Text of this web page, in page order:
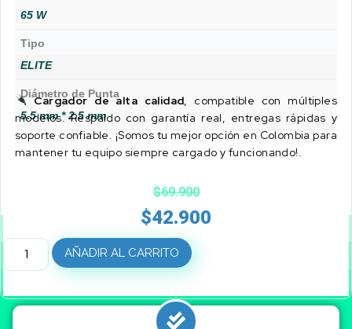
65 W
Tipo
ELITE
Diámetro de Punta
5.5 mm * 2.5 mm
Cargador de alta calidad, compatible con múltiples
modelos. Respaldo con garantía real, entregas rápidas y
soporte confiable. ¡Somos tu mejor opción en Colombia para
mantener tu equipo siempre cargado y funcionando!.
$69.900
$42.900
AÑADIR AL CARRITO